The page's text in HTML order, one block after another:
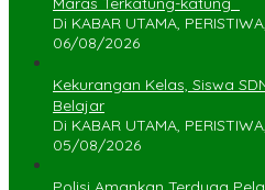
Di KABAR UTAMA,
06/08/2026
Kekurangan Kelas, Siswa
Belajar
Di KABAR UTAMA,
05/08/2026